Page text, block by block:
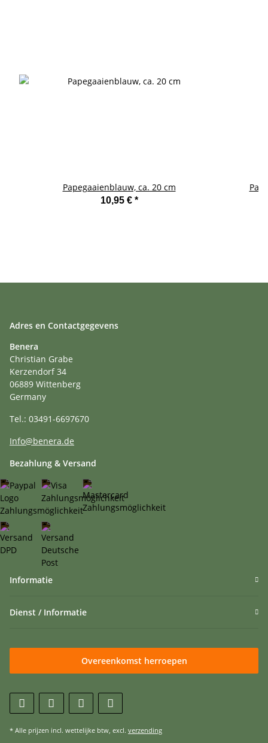
Papegaaienblauw, ca. 20 cm
10,95 € *
Adres en Contactgegevens
Benera
Christian Grabe
Kerzendorf 34
06889 Wittenberg
Germany
Tel.: 03491-6697670
Info@benera.de
Bezahlung & Versand
Informatie
Dienst / Informatie
Overeenkomst herroepen
* Alle prijzen incl. wettelijke btw, excl. verzending